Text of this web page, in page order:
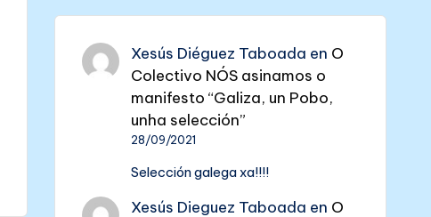
Xesús Diéguez Taboada en O
Colectivo NÓS asinamos o
manifesto “Galiza, un Pobo,
unha selección”
28/09/2021
Selección galega xa!!!!
Xesús Dieguez Taboada en O